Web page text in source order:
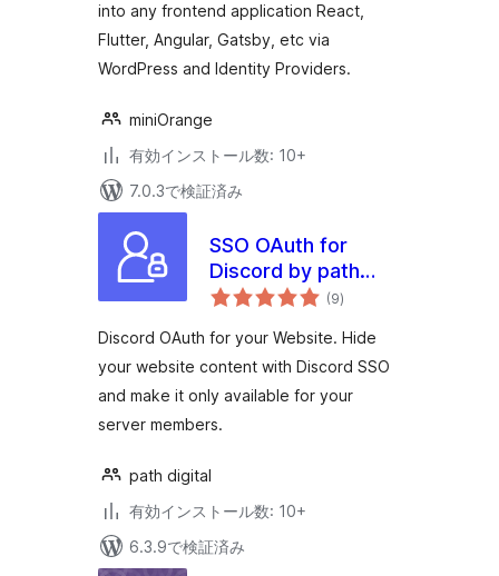
into any frontend application React,
Flutter, Angular, Gatsby, etc via
WordPress and Identity Providers.
miniOrange
有効インストール数: 10+
7.0.3で検証済み
SSO OAuth for
Discord by path
digital
(9個
の
価
)
Discord OAuth for your Website. Hide
your website content with Discord SSO
and make it only available for your
server members.
path digital
有効インストール数: 10+
6.3.9で検証済み